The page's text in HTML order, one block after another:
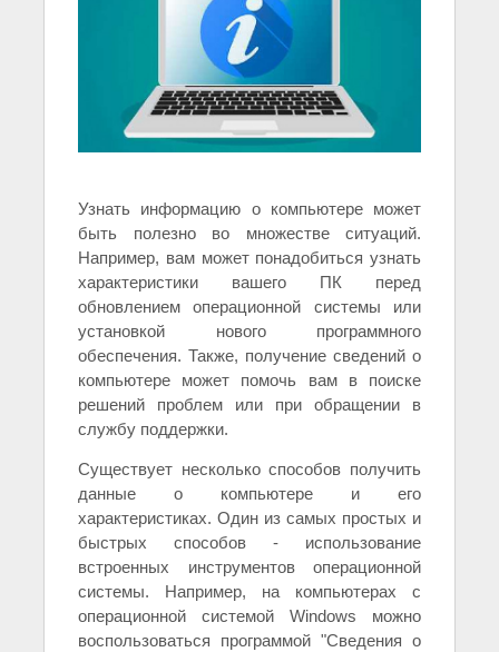
Узнать информацию о компьютере может
быть полезно во множестве ситуаций.
Например, вам может понадобиться узнать
характеристики вашего ПК перед
обновлением операционной системы или
установкой нового программного
обеспечения. Также, получение сведений о
компьютере может помочь вам в поиске
решений проблем или при обращении в
службу поддержки.
Существует несколько способов получить
данные о компьютере и его
характеристиках. Один из самых простых и
быстрых способов - использование
встроенных инструментов операционной
системы. Например, на компьютерах с
операционной системой Windows можно
воспользоваться программой "Сведения о